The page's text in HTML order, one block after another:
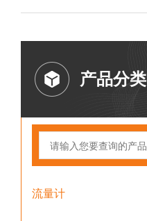
产品分类
流量计